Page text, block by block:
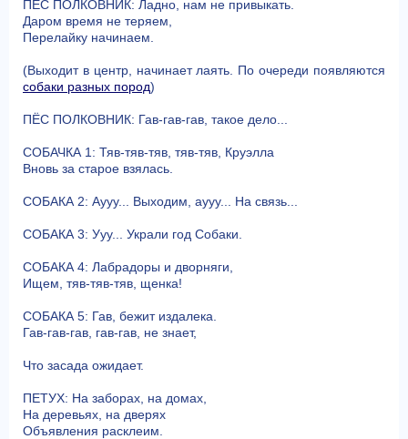
ПЁС ПОЛКОВНИК: Ладно, нам не привыкать.
Даром время не теряем,
Перелайку начинаем.
(Выходит в центр, начинает лаять. По очереди появляются
собаки разных пород)
ПЁС ПОЛКОВНИК: Гав-гав-гав, такое дело...
СОБАЧКА 1: Тяв-тяв-тяв, тяв-тяв, Круэлла
Вновь за старое взялась.
СОБАКА 2: Аууу... Выходим, аууу... На связь...
СОБАКА 3: Ууу... Украли год Собаки.
СОБАКА 4: Лабрадоры и дворняги,
Ищем, тяв-тяв-тяв, щенка!
СОБАКА 5: Гав, бежит издалека.
Гав-гав-гав, гав-гав, не знает,
Что засада ожидает.
ПЕТУХ: На заборах, на домах,
На деревьях, на дверях
Объявления расклеим.